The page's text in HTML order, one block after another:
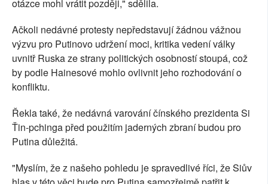
otázce mohl vrátit později," sdělila.
Ačkoli nedávné protesty nepředstavují žádnou vážnou
výzvu pro Putinovo udržení moci, kritika vedení války
uvnitř Ruska ze strany politických osobností stoupá, což
by podle Hainesové mohlo ovlivnit jeho rozhodování o
konfliktu.
Řekla také, že nedávná varování čínského prezidenta Si
Ťin-pchinga před použitím jaderných zbraní budou pro
Putina důležitá.
"Myslím, že z našeho pohledu je spravedlivé říci, že Siův